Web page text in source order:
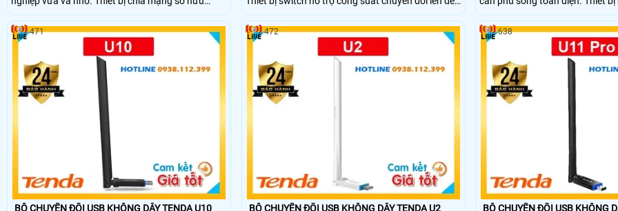
công suất chuyển đổi lên đến 32Gbps, giúp xử lý
dữ liệu nhanh chóng và hiệu quả. Tất cả các cổng
đều hỗ trợ chuyển tiếp tốc độ dây, đảm bảo truyền
tải mượt mà các tệp dung lượng lớn và phát trực
tuyến video không bị gián đoạn.
16Gbps, đảm bảo truyền tải dữ liệu nhanh chóng
và ổn định. Đây là giải pháp lý tưởng cho mạng nội
bộ văn phòng hoặc gia đình cần hiệu suất tốc độ
trợ tốc độ không dây lên đến
tần 5GHz và 574Mbps trên
thiết kế mạnh mẽ, TENDA A33
Wi-Fi ổn định và nhanh chóng
trong nhà.
BỘ CHUYỂN ĐỔI USB KHÔNG DÂY TENDA U10
471
BỘ CHUYỂN ĐỔI USB KHÔNG DÂY TENDA U2
472
BỘ CHUYỂN ĐỔI USB KHÔNG
638